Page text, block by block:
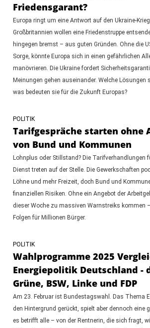
Friedensgarant?
Europa ringt um eine Antwort auf den Ukraine-
Großbritannien wollen eine Friedenstruppe
hingegen bremst – aus guten Gründen. Ohne die
Sorge, könnte Europa sich in einen gefährlichen
manövrieren. Die Ukraine fordert
Meinungen gehen auseinander. Welche Lösungen
was bedeuten sie für die Zukunft Europas?
POLITIK
Tarifgespräche starten ohne
von Bund und Kommunen
Lohnplus oder Stillstand? Die Tarifverhandlungen
Dienst treten auf der Stelle. Die Gewerkschaften
Löhne und mehr Freizeit, doch Bund und
finanziellen Risiken. Ohne ein Angebot der
dieser Woche zu massiven Warnstreiks kommen
Folgen für Millionen Bürger.
POLITIK
Wahlprogramme 2025
Energiepolitik Deutschland -
Grüne, BSW, Linke und FDP
Am 23. Februar ist Bundestagswahl. Das Thema
den Hintergrund gerückt, spielt aber dennoch eine
es betrifft alle – von der Rentnerin, die sich fragt,